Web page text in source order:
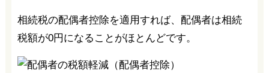
相続税の配偶者控除を適用すれば、配偶者は相続
税額が0円になることがほとんどです。